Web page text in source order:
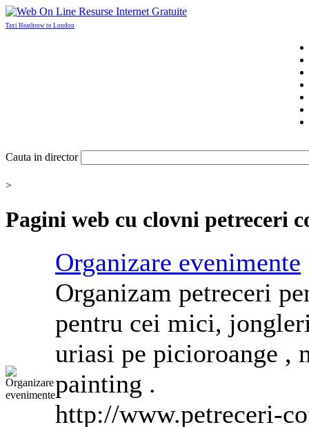
Taxi Heathrow to London
Cauta in director
>
Pagini web cu clovni petreceri
Organizare evenimente
Organizam petreceri
pentru cei mici,
uriasi pe picioroange ,
painting .
http://www.petreceri-